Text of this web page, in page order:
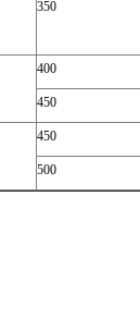
350
400
450
450
500